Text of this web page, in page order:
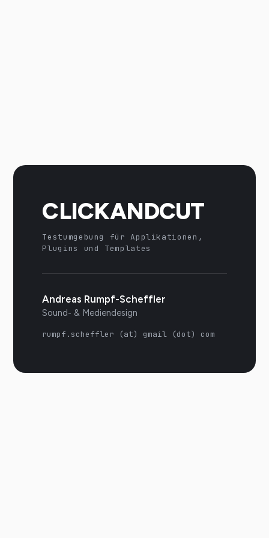
CLICKANDCUT
Testumgebung für Applikationen,
Plugins und Templates
Andreas Rumpf-Scheffler
Sound- & Mediendesign
rumpf.scheffler (at) gmail (dot) com